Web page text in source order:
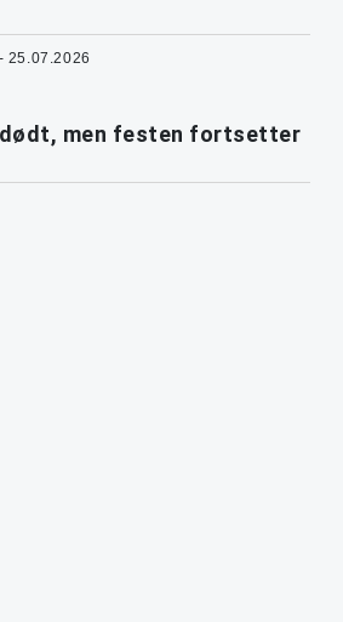
25.07.2026
dødt, men festen fortsetter